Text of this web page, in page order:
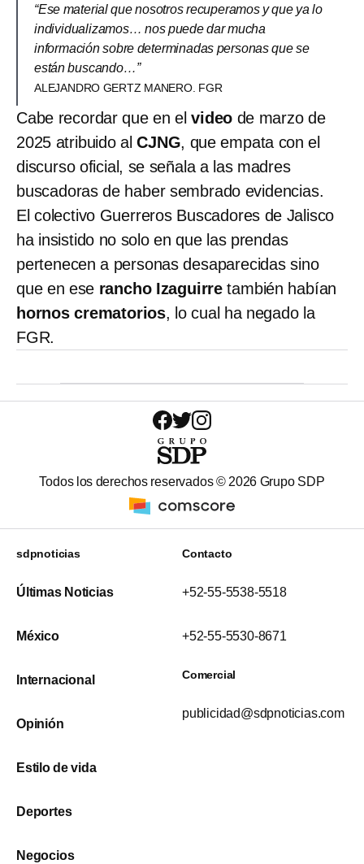
“Ese material que nosotros recuperamos y que ya lo
individualizamos… nos puede dar mucha
información sobre determinadas personas que se
están buscando…”
ALEJANDRO GERTZ MANERO. FGR
Cabe recordar que en elvideo de marzo de
2025 atribuido alCJNG, que empata con el
discurso oficial, se señala a las madres
buscadoras de haber sembrado evidencias.
El colectivo Guerreros Buscadores de Jalisco
ha insistido no solo en que las prendas
pertenecen a personas desaparecidas sino
que en ese rancho Izaguirretambién habían
hornos crematorios, lo cual ha negado la
FGR.
Todos los derechos reservados © 2026 Grupo SDP
sdpnoticias
Últimas Noticias
México
Internacional
Opinión
Estilo de vida
Deportes
Negocios
Contacto
+52-55-5538-5518
+52-55-5530-8671
Comercial
publicidad@sdpnoticias.com